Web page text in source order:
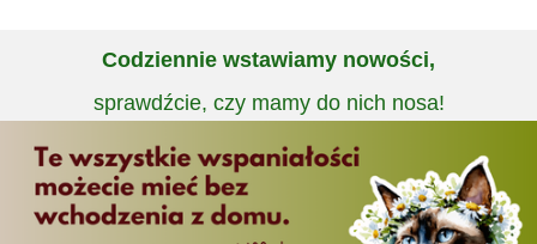
Codziennie wstawiamy nowości,
sprawdźcie, czy mamy do nich nosa!